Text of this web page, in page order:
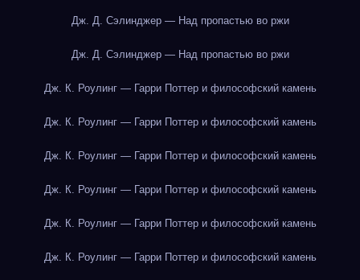
Дж. Д. Сэлинджер — Над пропастью во ржи
Дж. Д. Сэлинджер — Над пропастью во ржи
Дж. К. Роулинг — Гарри Поттер и философский камень
Дж. К. Роулинг — Гарри Поттер и философский камень
Дж. К. Роулинг — Гарри Поттер и философский камень
Дж. К. Роулинг — Гарри Поттер и философский камень
Дж. К. Роулинг — Гарри Поттер и философский камень
Дж. К. Роулинг — Гарри Поттер и философский камень